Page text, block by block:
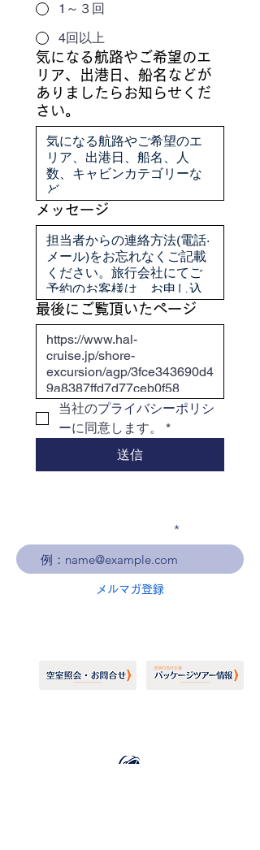
1～３回
4回以上
気になる航路やご希望のエ
リア、出港日、船名などが
ありましたらお知らせくだ
さい。
メッセージ
最後にご覧頂いたページ
当社のプライバシーポリシ
ーに同意します。
*
送信
メルマガ登録